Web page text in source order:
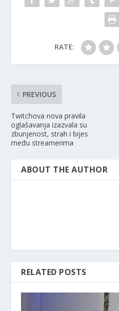
RATE:
PREVIOUS
Twitchova nova pravila
oglašavanja izazvala su
zbunjenost, strah i bijes
među streamerima
ABOUT THE AUTHOR
RELATED POSTS